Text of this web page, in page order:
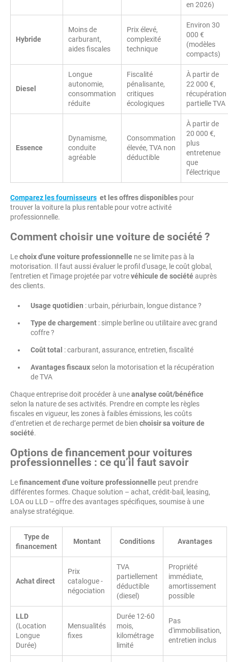
en 2026)
Hybride
Moins de
carburant,
aides fiscales
Prix élevé,
complexité
technique
Environ 30
000 €
(modèles
compacts)
Diesel
Longue
autonomie,
consommation
réduite
Fiscalité
pénalisante,
critiques
écologiques
À partir de
22 000 €,
récupération
partielle TVA
Essence
Dynamisme,
conduite
agréable
Consommation
élevée, TVA non
déductible
À partir de
20 000 €,
plus
entretenue
que
l’électrique
Comparez les fournisseurs et les offres disponibles pour
trouver la voiture la plus rentable pour votre activité
professionnelle.
Comment choisir une voiture de société ?
Lechoix d'une voiture professionnelle ne se limite pas à la
motorisation. Il faut aussi évaluer le profil d'usage, le coût global,
l'entretien et l’image projetée par votrevéhicule de sociétéauprès
des clients.
Usage quotidien : urbain, périurbain, longue distance ?
Type de chargement : simple berline ou utilitaire avec grand
coffre ?
Coût total : carburant, assurance, entretien, fiscalité
Avantages fiscaux selon la motorisation et la récupération
de TVA
Chaque entreprise doit procéder à uneanalyse coût/bénéfice
selon la nature de ses activités. Prendre en compte les règles
fiscales en vigueur, les zones à faibles émissions, les coûts
d’entretien et de recharge permet de bien choisir sa voiture de
société.
Options de financement pour voitures
professionnelles : ce qu’il faut savoir
Lefinancement d'une voiture professionnelle peut prendre
différentes formes. Chaque solution – achat, crédit-bail, leasing,
LOA ou LLD – offre des avantages spécifiques, soumise à une
analyse stratégique.
Type de
financement
Montant Conditions Avantages
Achat direct
Prix
catalogue -
négociation
TVA
partiellement
déductible
(diesel)
Propriété
immédiate,
amortissement
possible
LLD
(Location
Longue
Durée)
Mensualités
fixes
Durée 12-60
mois,
kilométrage
limité
Pas
d'immobilisation,
entretien inclus